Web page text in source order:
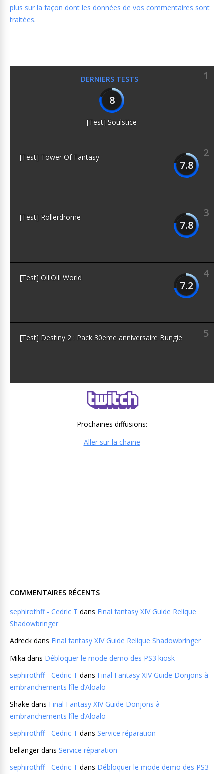
plus sur la façon dont les données de vos commentaires sont
traitées.
DERNIERS TESTS
1
8
[Test] Soulstice
2
7.8
[Test] Tower Of Fantasy
3
7.8
[Test] Rollerdrome
4
7.2
[Test] OlliOlli World
5
[Test] Destiny 2 : Pack 30eme anniversaire Bungie
Prochaines diffusions:
Aller sur la chaine
COMMENTAIRES RÉCENTS
sephirothff - Cedric T dans Final fantasy XIV Guide Relique
Shadowbringer
Adreck dans Final fantasy XIV Guide Relique Shadowbringer
Mika dans Débloquer le mode demo des PS3 kiosk
sephirothff - Cedric T dans Final Fantasy XIV Guide Donjons à
embranchements l’île d’Aloalo
Shake dans Final Fantasy XIV Guide Donjons à
embranchements l’île d’Aloalo
sephirothff - Cedric T dans Service réparation
bellangerdans Service réparation
sephirothff - Cedric T dans Débloquer le mode demo des PS3